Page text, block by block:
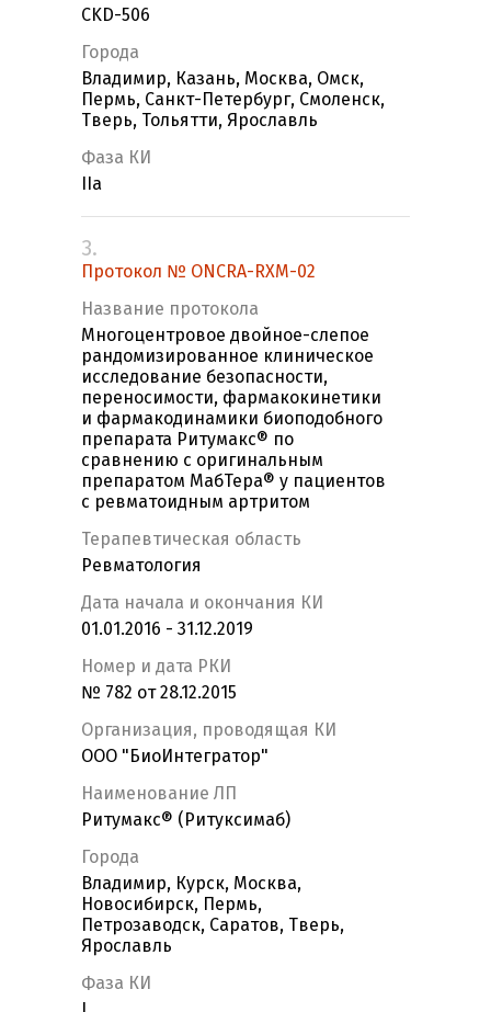
CKD-506
Города
Владимир, Казань, Москва, Омск,
Пермь, Санкт-Петербург, Смоленск,
Тверь, Тольятти, Ярославль
Фаза КИ
IIa
3.
Протокол № ONCRA-RXM-02
Название протокола
Многоцентровое двойное-слепое
рандомизированное клиническое
исследование безопасности,
переносимости, фармакокинетики
и фармакодинамики биоподобного
препарата Ритумакс® по
сравнению с оригинальным
препаратом МабТера® у пациентов
с ревматоидным артритом
Терапевтическая область
Ревматология
Дата начала и окончания КИ
01.01.2016 - 31.12.2019
Номер и дата РКИ
№ 782 от 28.12.2015
Организация, проводящая КИ
ООО "БиоИнтегратор"
Наименование ЛП
Ритумакс® (Ритуксимаб)
Города
Владимир, Курск, Москва,
Новосибирск, Пермь,
Петрозаводск, Саратов, Тверь,
Ярославль
Фаза КИ